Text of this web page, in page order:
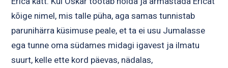
kõige nimel, mis talle püha, aga samas tunnistab
parunihärra küsimuse peale, et ta ei usu Jumalasse
ega tunne oma südames midagi igavest ja ilmatu
suurt, kelle ette kord päevas, nädalas,